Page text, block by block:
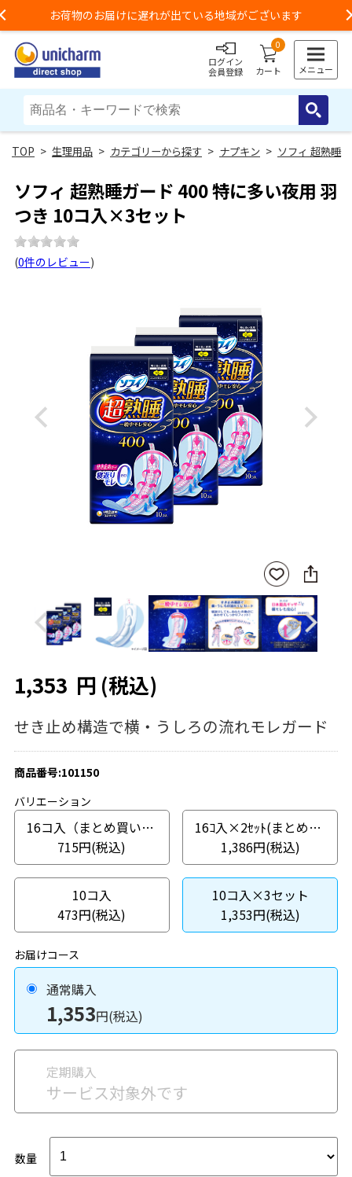
お荷物のお届けに遅れが出ている地域がございます
ログイン
会員登録
0
カート メニュー
> 生理用品 > カテゴリーから探す > ナプキン > ソフィ 超熟睡
ソフィ 超熟睡ガード 400 特に多い夜用 羽
つき 10コ入×3セット
(0件のレビュー)
Previous Next
お気
に入
りに
登録
SNS
に
シ
ア
Previous Next
1,353 円 (税込)
せき止め構造で横・うしろの流れモレガード
商品番号:101150
バリエーション
16コ入（まとめ買いパック）
715円(税込)
16ｺ入×2ｾｯﾄ(まとめ買いパック)
1,386円(税込)
10コ入
473円(税込)
10コ入×3セット
1,353円(税込)
お届けコース
通常購入
1,353円(税込)
定期購入
サービス対象外です
数量